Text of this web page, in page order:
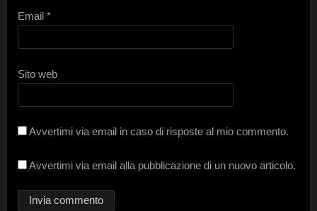
Email *
Sito web
Avvertimi via email in caso di risposte al mio commento.
Avvertimi via email alla pubblicazione di un nuovo articolo.